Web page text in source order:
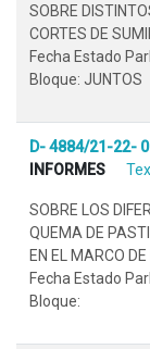
SOBRE
CORTES DE
Fecha Estado
Bloque: JUNTOS
D- 4884/21-22- 0
INFORMES
SOBRE LOS
QUEMA DE
EN EL MARCO
Fecha Estado
Bloque: